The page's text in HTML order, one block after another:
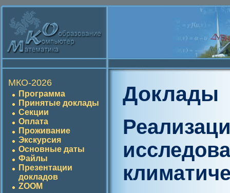
МКО-2026
Программа
Принятые доклады
Секции
Оплата
Проживание
Экскурсия
Основные даты
Файлы
Презентации
докладов
ZOOM
Доклады